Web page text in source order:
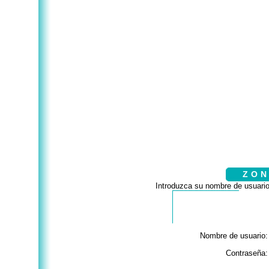
Introduzca su nombre de
Nombre de usuario:
Contraseña: